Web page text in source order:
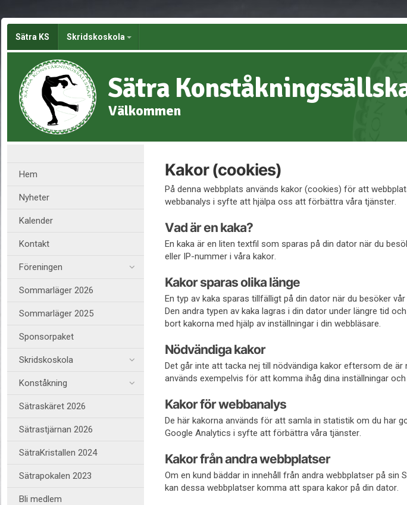
Sätra KS Skridskoskola
Sätra
Välkommen
Hem
Nyheter
Kalender
Kontakt
Föreningen
Sommarläger 2026
Sommarläger 2025
Sponsorpaket
Skridskoskola
Konståkning
Sätraskäret 2026
Sätrastjärnan 2026
SätraKristallen 2024
Sätrapokalen 2023
Bli medlem
Kakor (cookies)
På denna webbplats används kakor (cookies) för att
webbanalys i syfte att hjälpa oss att förbättra våra tjänster.
Vad är en kaka?
En kaka är en liten textfil som sparas på din dator när du
eller IP-nummer i våra kakor.
Kakor sparas olika länge
En typ av kaka sparas tillfälligt på din dator när du besöker
Den andra typen av kaka lagras i din dator under längre tid
bort kakorna med hjälp av inställningar i din webbläsare.
Nödvändiga kakor
Det går inte att tacka nej till nödvändiga kakor eftersom de
används exempelvis för att komma ihåg dina inställningar
Kakor för webbanalys
De här kakorna används för att samla in statistik om du har
Google Analytics i syfte att förbättra våra tjänster.
Kakor från andra webbplatser
Om en kund bäddar in innehåll från andra webbplatser på sin
kan dessa webbplatser komma att spara kakor på din dator.